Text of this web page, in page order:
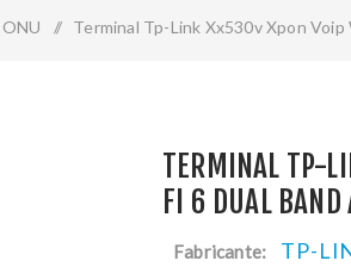
/ Terminal Tp-Link Xx530v Xpon
TERMINAL TP-
FI 6 DUAL
Fabricante: TP-